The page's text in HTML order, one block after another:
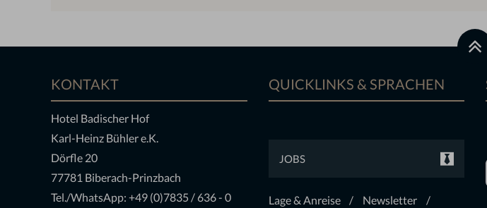
KONTAKT
Hotel Badischer Hof
Karl-Heinz Bühler e.K.
Dörfle 20
77781 Biberach-Prinzbach
Tel./WhatsApp: +49 (0)7835 / 636 - 0
QUICKLINKS & SPRACHEN
JOBS
Lage & Anreise
Newsletter